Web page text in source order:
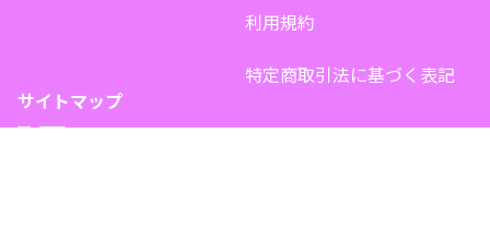
利用規約
特定商取引法に基づく表記
サイトマップ